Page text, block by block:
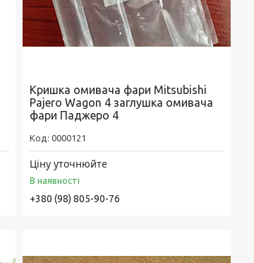
Кришка омивача фари Mitsubishi
Pajero Wagon 4 заглушка омивача
фари Паджеро 4
0000121
Ціну уточнюйте
В наявності
+380 (98) 805-90-76